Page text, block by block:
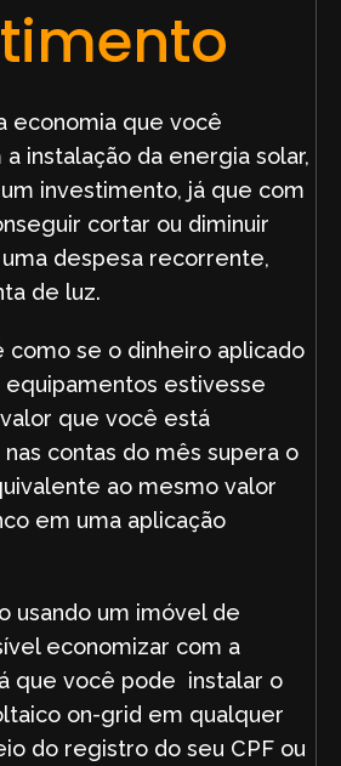
economia que você
instalação da energia solar,
investimento, já que com
cortar ou diminuir
despesa recorrente,
de luz.
como se o dinheiro aplicado
equipamentos estivesse
valor que você está
contas do mês supera o
ao mesmo valor
em uma aplicação
usando um imóvel de
economizar com a
que você pode instalar o
on-grid em qualquer
do registro do seu CPF ou